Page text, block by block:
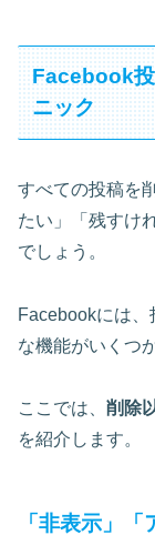
Facebook
ニック
すべての投稿を
たい」「残すけ
でしょう。
Facebookには
な機能がいくつ
ここでは、 削除
を紹介します。
「非表示」